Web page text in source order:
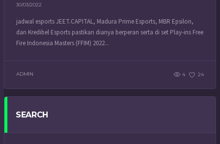
30/03/2022
jadwal esports JEET.CAPITAL, Madura Prime Esports, MBR Epsilon,
dan Kredibel Esports pastikan dianya berperan serta di set Play-ins Free
Fire Indonesia Masters (FFIM) 2022...
ADMIN 4 24
SEARCH